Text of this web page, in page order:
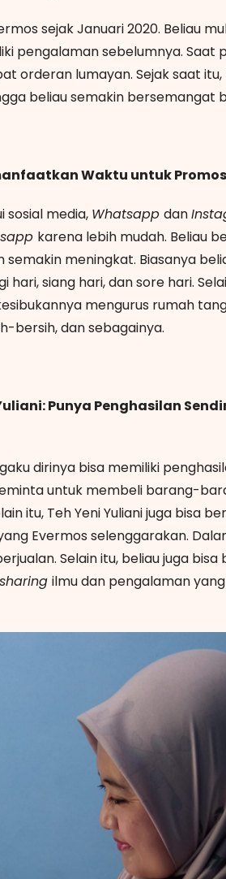
sejak Januari 2020. Beliau
pengalaman sebelumnya.
orderan lumayan. Sejak saat
beliau semakin bersemangat
Waktu untuk
sosial media, Whatsapp dan
karena lebih mudah. Beliau
meningkat. Biasanya
siang hari, dan sore hari.
mengurus rumah
bersih, dan sebagainya.
Punya Penghasilan
dirinya bisa memiliki
untuk membeli barang-
itu, Teh Yeni Yuliani juga bisa
Evermos selenggarakan.
Selain itu, beliau juga
sharing ilmu dan pengalaman